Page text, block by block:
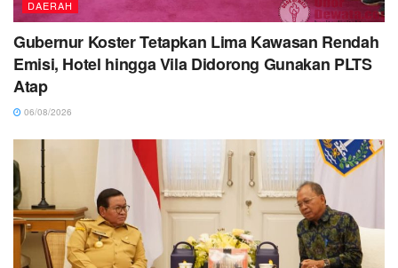
DAERAH
Gubernur Koster Tetapkan Lima Kawasan Rendah
Emisi, Hotel hingga Vila Didorong Gunakan PLTS
Atap
06/08/2026